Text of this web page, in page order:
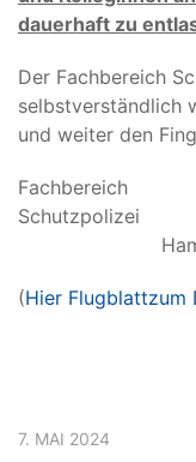
dauerhaft zu
Der Fachbereich
selbstverständlich
und weiter den
Fachbereich
Hamburg,
(Hier Flugblattzum
7. MAI 2024